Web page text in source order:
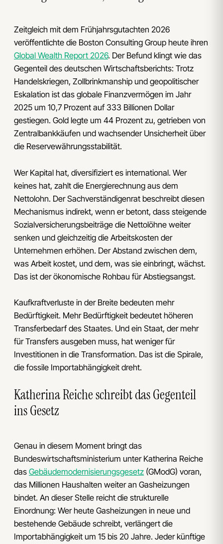
Zeitgleich mit dem Frühjahrsgutachten 2026
veröffentlichte die Boston Consulting Group heute ihren
Global Wealth Report 2026. Der Befund klingt wie das
Gegenteil des deutschen Wirtschaftsberichts: Trotz
Handelskriegen, Zollbrinkmanship und geopolitischer
Eskalation ist das globale Finanzvermögen im Jahr
2025 um 10,7 Prozent auf 333 Billionen Dollar
gestiegen. Gold legte um 44 Prozent zu, getrieben von
Zentralbankkäufen und wachsender Unsicherheit über
die Reservewährungsstabilität.
Wer Kapital hat, diversifiziert es international. Wer
keines hat, zahlt die Energierechnung aus dem
Nettolohn. Der Sachverständigenrat beschreibt diesen
Mechanismus indirekt, wenn er betont, dass steigende
Sozialversicherungsbeiträge die Nettolöhne weiter
senken und gleichzeitig die Arbeitskosten der
Unternehmen erhöhen. Der Abstand zwischen dem,
was Arbeit kostet, und dem, was sie einbringt, wächst.
Das ist der ökonomische Rohbau für Abstiegsangst.
Kaufkraftverluste in der Breite bedeuten mehr
Bedürftigkeit. Mehr Bedürftigkeit bedeutet höheren
Transferbedarf des Staates. Und ein Staat, der mehr
für Transfers ausgeben muss, hat weniger für
Investitionen in die Transformation. Das ist die Spirale,
die fossile Importabhängigkeit dreht.
Katherina Reiche schreibt das Gegenteil
ins Gesetz
Genau in diesem Moment bringt das
Bundeswirtschaftsministerium unter Katherina Reiche
das Gebäudemodernisierungsgesetz (GModG) voran,
das Millionen Haushalten weiter an Gasheizungen
bindet. An dieser Stelle reicht die strukturelle
Einordnung: Wer heute Gasheizungen in neue und
bestehende Gebäude schreibt, verlängert die
Importabhängigkeit um 15 bis 20 Jahre. Jeder künftige